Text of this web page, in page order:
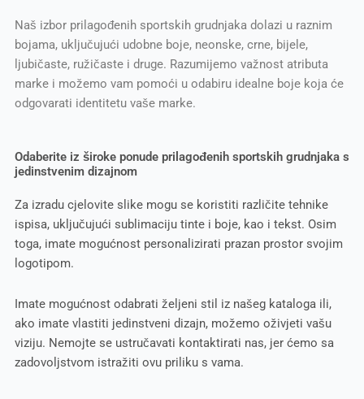
Naš izbor prilagođenih sportskih grudnjaka dolazi u raznim
bojama, uključujući udobne boje, neonske, crne, bijele,
ljubičaste, ružičaste i druge. Razumijemo važnost atributa
marke i možemo vam pomoći u odabiru idealne boje koja će
odgovarati identitetu vaše marke.
Odaberite iz široke ponude prilagođenih sportskih grudnjaka s
jedinstvenim dizajnom
Za izradu cjelovite slike mogu se koristiti različite tehnike
ispisa, uključujući sublimaciju tinte i boje, kao i tekst. Osim
toga, imate mogućnost personalizirati prazan prostor svojim
logotipom.
Imate mogućnost odabrati željeni stil iz našeg kataloga ili,
ako imate vlastiti jedinstveni dizajn, možemo oživjeti vašu
viziju. Nemojte se ustručavati kontaktirati nas, jer ćemo sa
zadovoljstvom istražiti ovu priliku s vama.